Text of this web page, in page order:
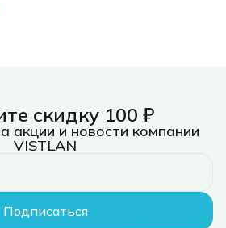
скидку 100 ₽
акции и новости компании
VISTLAN
Подписаться